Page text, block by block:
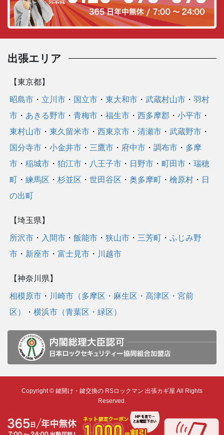
リ
ー
出張エリア
【東京都】
昭島市 ・ 立川市 ・ 国立市 ・東大和市 ・武蔵村山市 ・羽村
市 ・ あきる野市 ・青梅市 ・福生市 ・西多摩郡 ・小平市 ・
東村山市 ・東久留米市 ・西東京市 ・清瀬市 ・武蔵野市 ・
国分寺市 ・小金井市 ・ 三鷹市 ・ 府中市 ・調布市 ・ 多摩
市 ・稲城市 ・狛江市 ・ 八王子市 ・ 日野市 ・町田市 ・瑞穂
町 ・練馬区 ・杉並区 ・世田谷区 ・奥多摩町 ・檜原村 ・ 日
の出町
【埼玉県】
所沢市 ・ 入間市 ・飯能市 ・狭山市 ・ 三芳町 ・ふじみ野
市 ・ 新座市 ・富士見市 ・ 川越市
【神奈川県】
相模原市 ・ 川崎市（多摩区・麻生区・高津区・宮前
区）
・横浜市（青葉区・緑区）
Copyright © 鍵開け・鍵交換の RSロックマン 出張カギ屋 All Rights
Reserved.